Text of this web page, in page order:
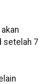
setelah 7